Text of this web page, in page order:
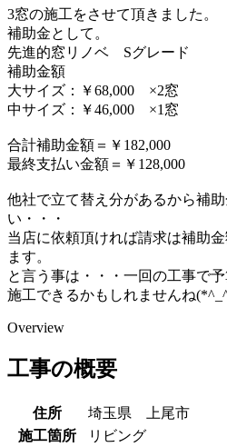
3窓の施工をさせて頂きました。
補助金として。
先進的窓リノベ Sグレード
補助金額
大サイズ：￥68,000 ×2窓
中サイズ：￥46,000 ×1窓
合計補助金額＝￥182,000
最終支払い金額＝￥128,000
他社で立て替え分があるから補
い・・・
当店に依頼頂ければ請求は補助
ます。
と言う事は・・・一回の工事で
施工できるかもしれませんね
Overview
工事の概要
住所
埼玉県 上尾市
施工箇所
リビング